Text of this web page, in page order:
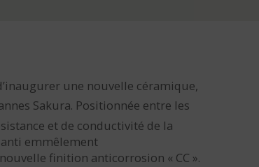
une nouvelle céramique,
Sakura. Positionnée entre les
et de conductivité de la
emmêlement
finition anticorrosion « CC ».